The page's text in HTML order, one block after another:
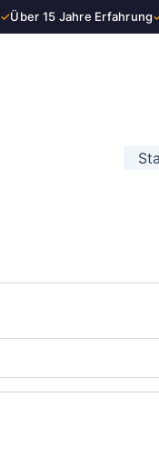
✓Über 15 Jahre Erfahrung